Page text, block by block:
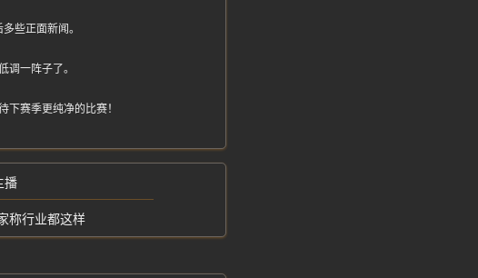
些正面新闻。
调一阵子了。
赛季更纯净的比赛！
播
称行业都这样